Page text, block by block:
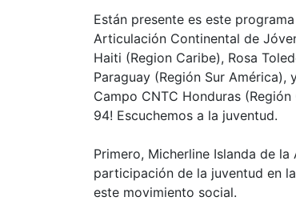
Están presente es este
Articulación Continental de
Haiti (Region Caribe), Rosa
Paraguay (Región Sur
Campo CNTC Honduras
94! Escuchemos a la juventud.
Primero, Micherline Islanda de
participación de la juventud en
este movimiento social.